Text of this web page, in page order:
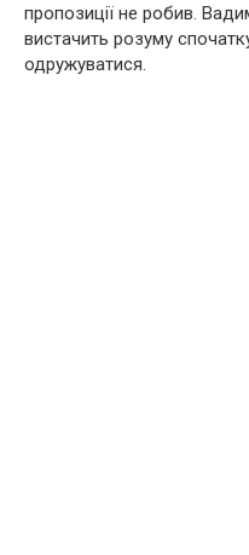
пропозиції не робив.
вистачить розуму
одружуватися.